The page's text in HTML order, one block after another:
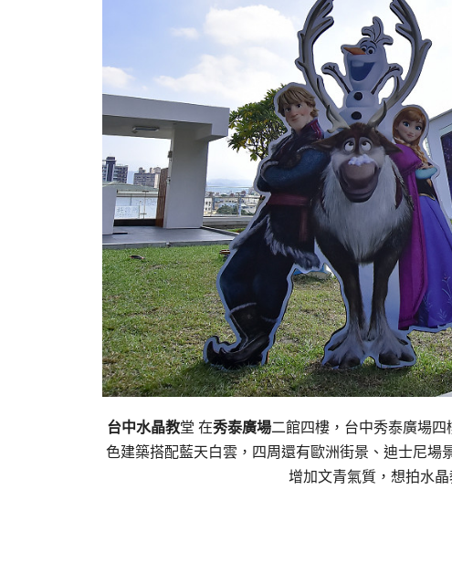
台中水晶教堂 在秀泰廣場二館四樓，台中秀泰廣場四
色建築搭配藍天白雲，四周還有歐洲街景、迪士尼
增加文青氣質，想拍水